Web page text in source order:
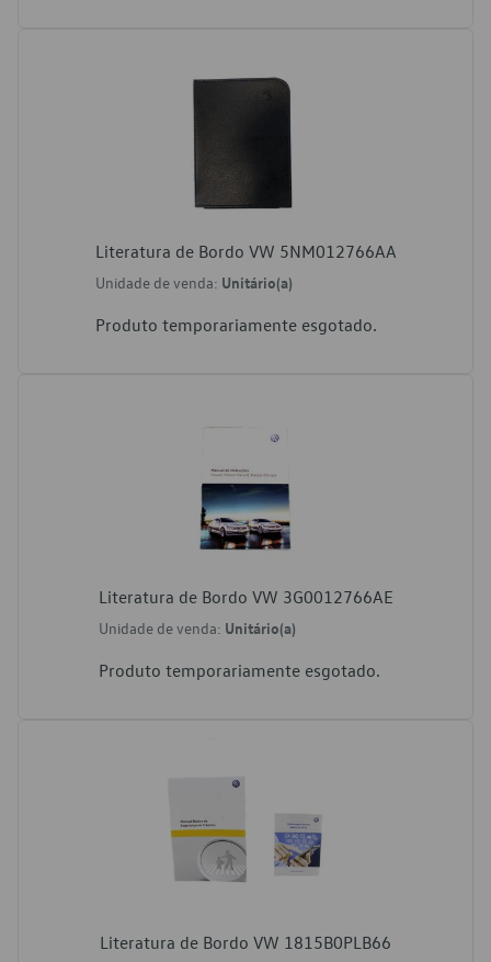
Literatura de Bordo VW 5NM012766AA
Unidade de venda: Unitário(a)
Produto temporariamente esgotado.
Literatura de Bordo VW 3G0012766AE
Unidade de venda: Unitário(a)
Produto temporariamente esgotado.
Literatura de Bordo VW 1815B0PLB66